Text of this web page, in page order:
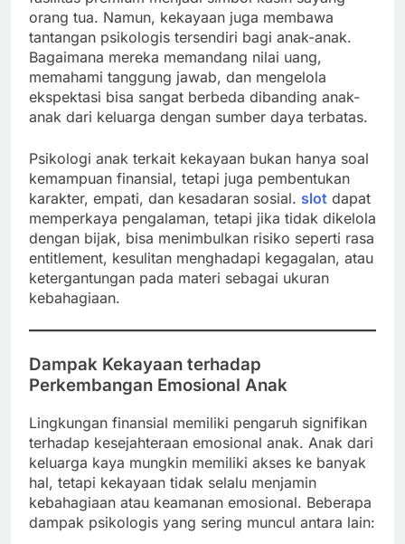
orang tua. Namun, kekayaan juga membawa
tantangan psikologis tersendiri bagi anak-anak.
Bagaimana mereka memandang nilai uang,
memahami tanggung jawab, dan mengelola
ekspektasi bisa sangat berbeda dibanding anak-
anak dari keluarga dengan sumber daya terbatas.
Psikologi anak terkait kekayaan bukan hanya soal
kemampuan finansial, tetapi juga pembentukan
karakter, empati, dan kesadaran sosial. slot dapat
memperkaya pengalaman, tetapi jika tidak dikelola
dengan bijak, bisa menimbulkan risiko seperti rasa
entitlement, kesulitan menghadapi kegagalan, atau
ketergantungan pada materi sebagai ukuran
kebahagiaan.
Dampak Kekayaan terhadap
Perkembangan Emosional Anak
Lingkungan finansial memiliki pengaruh signifikan
terhadap kesejahteraan emosional anak. Anak dari
keluarga kaya mungkin memiliki akses ke banyak
hal, tetapi kekayaan tidak selalu menjamin
kebahagiaan atau keamanan emosional. Beberapa
dampak psikologis yang sering muncul antara lain: